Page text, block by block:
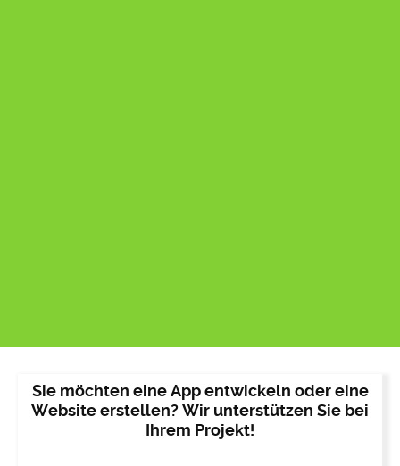
Sie möchten eine App entwickeln oder eine
Website erstellen? Wir unterstützen Sie bei
Ihrem Projekt!